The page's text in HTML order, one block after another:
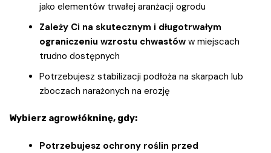
jako elementów trwałej aranżacji ogrodu
Zależy Ci na skutecznym i długotrwałym
ograniczeniu wzrostu chwastów w miejscach
trudno dostępnych
Potrzebujesz stabilizacji podłoża na skarpach lub
zboczach narażonych na erozję
Wybierz agrowłókninę, gdy:
Potrzebujesz ochrony roślin przed